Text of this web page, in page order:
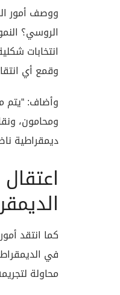
ووصف أمور
الروسي؟
انتخابات
وقمع أي
وأضاف: “يتم
ومحامون،
ديمقراطية
كما انتقد
في
محاولة